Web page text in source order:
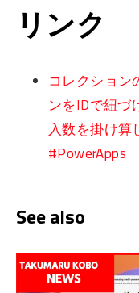
リンク
コレクション
ンをIDで紐づ
入数を掛け算
#PowerApps
See also